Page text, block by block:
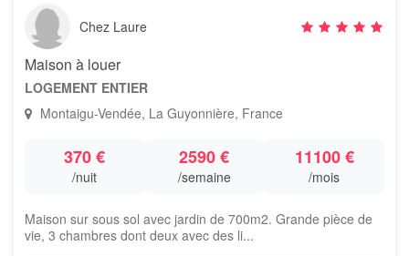
Chez Laure
Maison à louer
LOGEMENT ENTIER
Montaigu-Vendée, La Guyonnière, France
370 €
/nuit
2590 €
/semaine
11100 €
/mois
Maison sur sous sol avec jardin de 700m2. Grande pièce de
vie, 3 chambres dont deux avec des li...